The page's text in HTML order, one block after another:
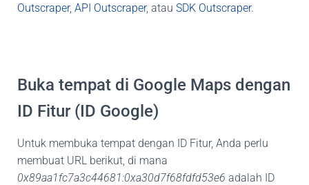
Outscraper, API Outscraper, atau SDK Outscraper.
Buka tempat di Google Maps dengan
ID Fitur (ID Google)
Untuk membuka tempat dengan ID Fitur, Anda perlu
membuat URL berikut, di mana
0x89aa1fc7a3c44681:0xa30d7f68fdfd53e6 adalah ID